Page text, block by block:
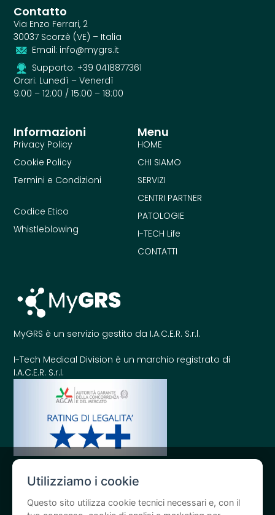
MyGRS è un servizio gestito da I.A.C.E.R. S.r.l.
I-Tech Medical Division è un marchio registrato di
I.A.C.E.R. S.r.l.
Menu
HOME
CHI SIAMO
SERVIZI
CENTRI PARTNER
PATOLOGIE
I-TECH Life
CONTATTI
Informazioni
Privacy Policy
Cookie Policy
Termini e Condizioni
Codice Etico
Whistleblowing
Contatto
Via Enzo Ferrari, 2
30037 Scorzè (VE) – Italia
Email: info@mygrs.it
Supporto: +39 0418877361
Orari: Lunedì – Venerdì
9:00 – 12:00 / 15:00 – 18:00
Utilizziamo i cookie
Questo sito utilizza cookie tecnici necessari e, con il